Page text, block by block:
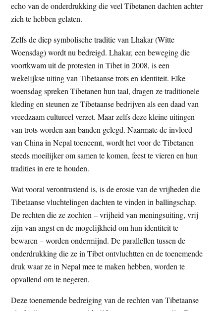
echo van de onderdrukking die veel Tibetanen dachten achter
zich te hebben gelaten.
Zelfs de diep symbolische traditie van Lhakar (Witte
Woensdag) wordt nu bedreigd. Lhakar, een beweging die
voortkwam uit de protesten in Tibet in 2008, is een
wekelijkse uiting van Tibetaanse trots en identiteit. Elke
woensdag spreken Tibetanen hun taal, dragen ze traditionele
kleding en steunen ze Tibetaanse bedrijven als een daad van
vreedzaam cultureel verzet. Maar zelfs deze kleine uitingen
van trots worden aan banden gelegd. Naarmate de invloed
van China in Nepal toeneemt, wordt het voor de Tibetanen
steeds moeilijker om samen te komen, feest te vieren en hun
tradities in ere te houden.
Wat vooral verontrustend is, is de erosie van de vrijheden die
Tibetaanse vluchtelingen dachten te vinden in ballingschap.
De rechten die ze zochten – vrijheid van meningsuiting, vrij
zijn van angst en de mogelijkheid om hun identiteit te
bewaren – worden ondermijnd. De parallellen tussen de
onderdrukking die ze in Tibet ontvluchtten en de toenemende
druk waar ze in Nepal mee te maken hebben, worden te
opvallend om te negeren.
Deze toenemende bedreiging van de rechten van Tibetaanse